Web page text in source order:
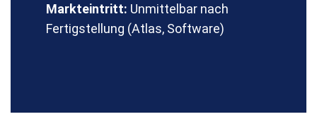
Markteintritt: Unmittelbar nach
Fertigstellung (Atlas, Software)